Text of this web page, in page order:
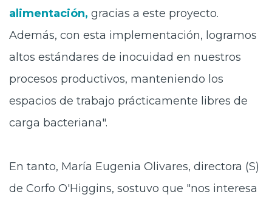
alimentación, gracias a este proyecto.
Además, con esta implementación, logramos
altos estándares de inocuidad en nuestros
procesos productivos, manteniendo los
espacios de trabajo prácticamente libres de
carga bacteriana".
En tanto, María Eugenia Olivares, directora (S)
de Corfo O'Higgins, sostuvo que "nos interesa